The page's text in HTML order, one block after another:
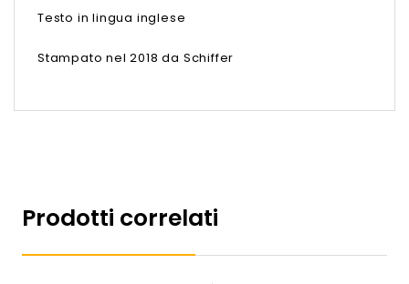
Testo in lingua inglese
Stampato nel 2018 da Schiffer
Prodotti correlati